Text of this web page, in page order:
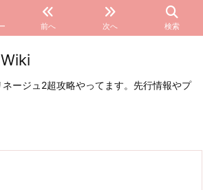
前へ 次へ 検索
ージュ2超攻略やってます。先行情報やプ